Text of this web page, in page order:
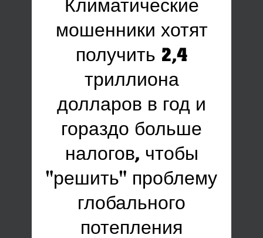
Климатические
мошенники хотят
получить 2,4
триллиона
долларов в год и
гораздо больше
налогов, чтобы
"решить" проблему
глобального
потепления